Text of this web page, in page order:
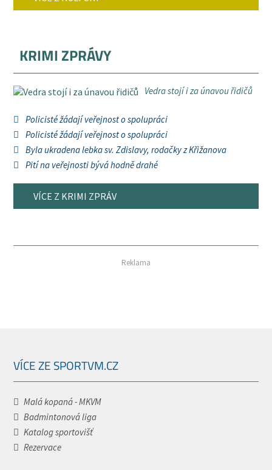
KRIMI ZPRÁVY
Vedra stojí i za únavou řidičů
Policisté žádají veřejnost o spolupráci
Policisté žádají veřejnost o spolupráci
Byla ukradena lebka sv. Zdislavy, rodačky z Křižanova
Pití na veřejnosti bývá hodně drahé
VÍCE Z KRIMI ZPRÁV
Reklama
VÍCE ZE SPORTVM.CZ
Malá kopaná - MKVM
Badmintonová liga
Katalog sportovišť
Rezervace